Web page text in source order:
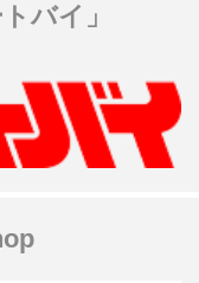
バイ」